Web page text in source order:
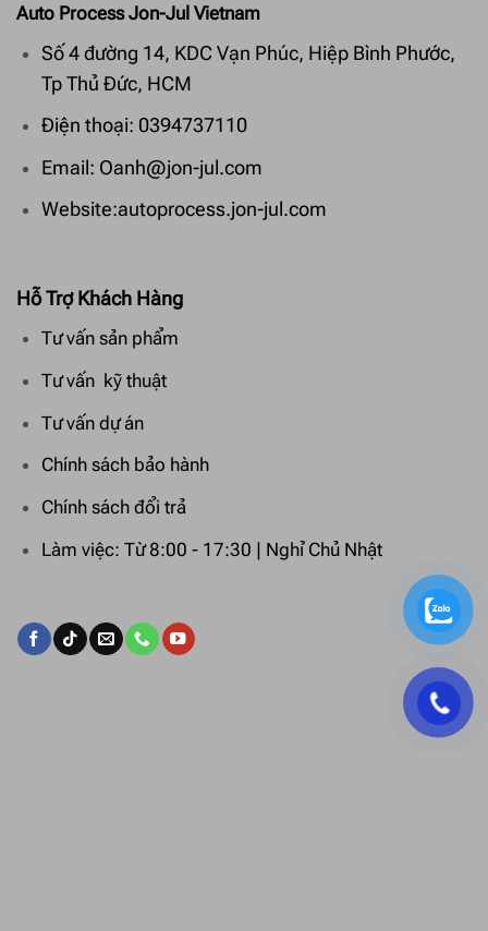
Auto Process Jon-Jul Vietnam
Số 4 đường 14, KDC Vạn Phúc, Hiệp Bình Phước,
Tp Thủ Đức, HCM
Điện thoại: 0394737110
Email: Oanh@jon-jul.com
Website:autoprocess.jon-jul.com
Hỗ Trợ Khách Hàng
Tư vấn sản phẩm
Tư vấn kỹ thuật
Tư vấn dự án
Chính sách bảo hành
Chính sách đổi trả
Làm việc: Từ 8:00 - 17:30 | Nghỉ Chủ Nhật